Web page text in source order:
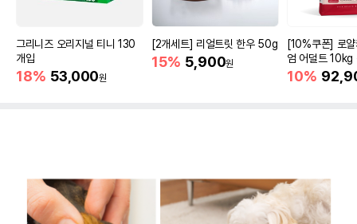
그리니즈 오리지널 티니 130
개입
18% 53,000원
[2개세트] 리얼트릿 한우 50g
15% 5,900원
[10%쿠폰] 로
엄 어덜트 10kg
증진
10%